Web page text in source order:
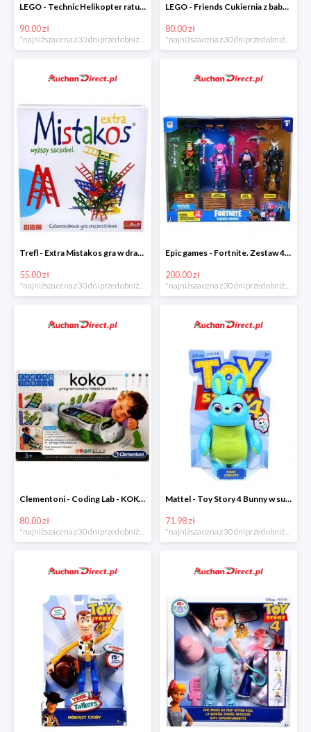
LEGO - Technic Helikopter ratunkowy w super cenie
90.00 zł
LEGO - Friends Cukiernia z babeczkami Olivii w super cenie
80.00 zł
Trefl - Extra Mistakos gra w drabinki w super cenie
55.00 zł
Epic games - Fortnite. Zestaw 4 figurek + akcesoria w super cenie
200.00 zł
Clementoni - Coding Lab - KOKO programowalny robot krokodyl w super cenie
80.00 zł
*najniższa cena z 30 dni przed obniżką
Mattel - Toy Story 4 Bunny w super cenoe
71.98 zł
*najniższa cena z 30 dni przed obniżką